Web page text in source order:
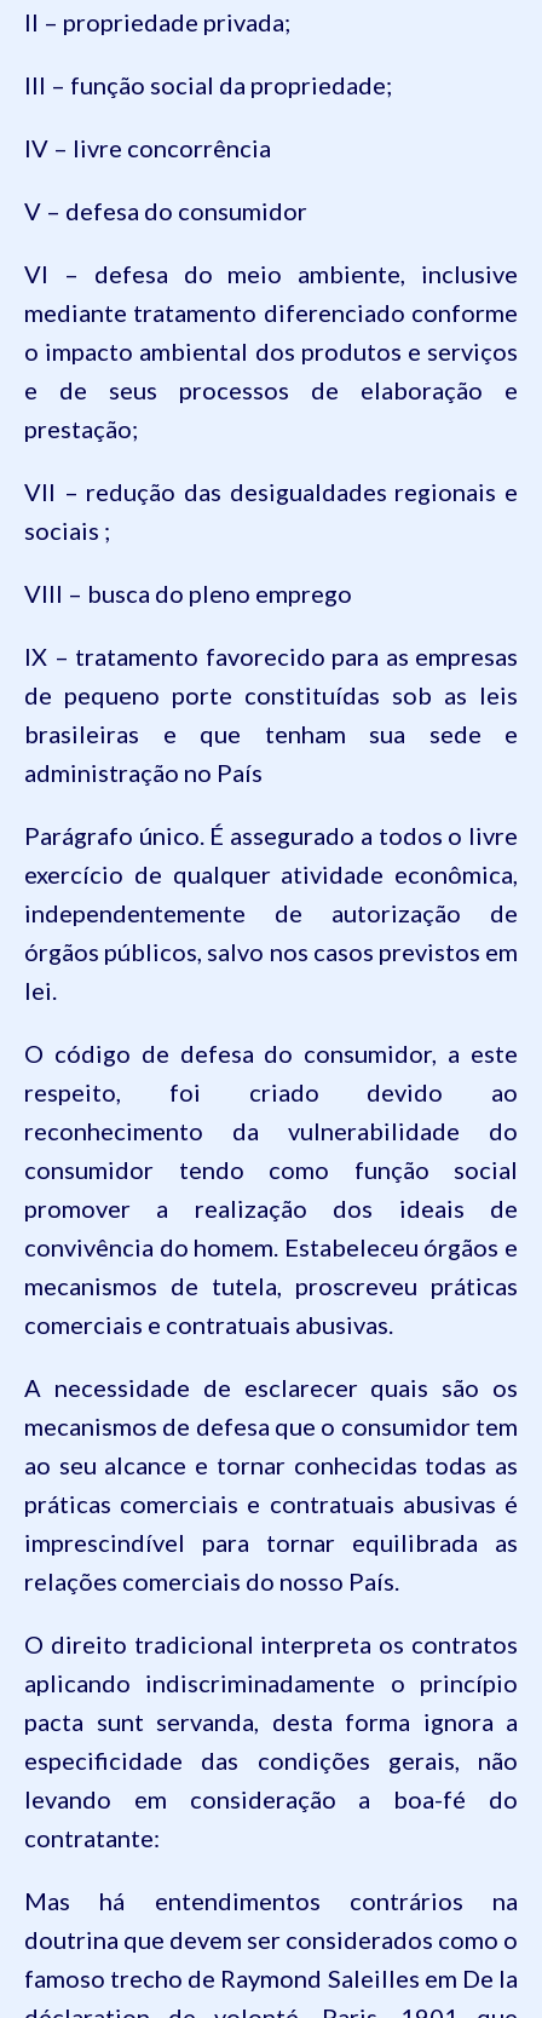
II – propriedade privada;
III – função social da propriedade;
IV – livre concorrência
V – defesa do consumidor
VI – defesa do meio ambiente, inclusive
mediante tratamento diferenciado conforme
o impacto ambiental dos produtos e serviços
e de seus processos de elaboração e
prestação;
VII – redução das desigualdades regionais e
sociais ;
VIII – busca do pleno emprego
IX – tratamento favorecido para as empresas
de pequeno porte constituídas sob as leis
brasileiras e que tenham sua sede e
administração no País
Parágrafo único. É assegurado a todos o livre
exercício de qualquer atividade econômica,
independentemente de autorização de
órgãos públicos, salvo nos casos previstos em
lei.
O código de defesa do consumidor, a este
respeito, foi criado devido ao
reconhecimento da vulnerabilidade do
consumidor tendo como função social
promover a realização dos ideais de
convivência do homem. Estabeleceu órgãos e
mecanismos de tutela, proscreveu práticas
comerciais e contratuais abusivas.
A necessidade de esclarecer quais são os
mecanismos de defesa que o consumidor tem
ao seu alcance e tornar conhecidas todas as
práticas comerciais e contratuais abusivas é
imprescindível para tornar equilibrada as
relações comerciais do nosso País.
O direito tradicional interpreta os contratos
aplicando indiscriminadamente o princípio
pacta sunt servanda, desta forma ignora a
especificidade das condições gerais, não
levando em consideração a boa-fé do
contratante:
Mas há entendimentos contrários na
doutrina que devem ser considerados como o
famoso trecho de Raymond Saleilles em De la